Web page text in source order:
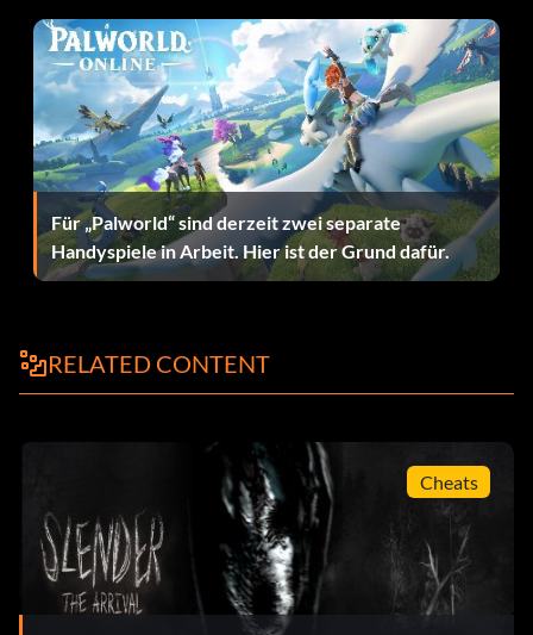
Für „Palworld“ sind derzeit zwei separate
Handyspiele in Arbeit. Hier ist der Grund dafür.
RELATED CONTENT
Cheats